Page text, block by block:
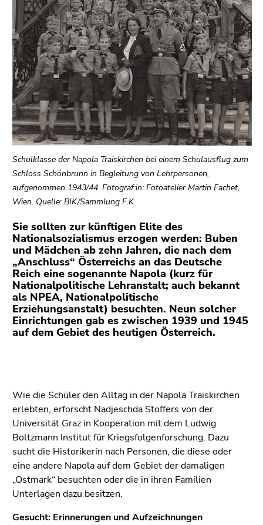
Sie diesen
Link.
Zum
Inhalt
(Zugriffstaste
1)
Zur
Positionsanzeige
(Zugriffstaste
2)
Zur
Hauptnavigation
(Zugriffstaste
Zu
den
Zusatzinformationen
(Zugriffstaste
5)
Zu
den
Seiteneinstellungen
(Benutzer/Sprache)
Suche
(Zugriffstaste
9)
Schulklasse der Napola Traiskirchen bei einem Schulausflug zum
Schloss Schönbrunn in Begleitung von Lehrpersonen,
aufgenommen 1943/44. Fotograf:in: Fotoatelier Martin Fachet,
Wien. Quelle: BIK/Sammlung F.K.
Sie sollten zur künftigen Elite des
Nationalsozialismus erzogen werden: Buben
und Mädchen ab zehn Jahren, die nach dem
„Anschluss“ Österreichs an das Deutsche
Reich eine sogenannte Napola (kurz für
Nationalpolitische Lehranstalt; auch bekannt
als NPEA, Nationalpolitische
Erziehungsanstalt) besuchten. Neun solcher
Einrichtungen gab es zwischen 1939 und 1945
auf dem Gebiet des heutigen Österreich.
Wie die Schüler den Alltag in der Napola Traiskirchen
erlebten, erforscht Nadjeschda Stoffers von der
Universität Graz in Kooperation mit dem Ludwig
Boltzmann Institut für Kriegsfolgenforschung. Dazu
sucht die Historikerin nach Personen, die diese oder
eine andere Napola auf dem Gebiet der damaligen
„Ostmark“ besuchten oder die in ihren Familien
Unterlagen dazu besitzen.
Gesucht: Erinnerungen und Aufzeichnungen